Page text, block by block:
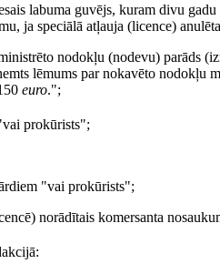
labuma guvējs, kuram divu
ja speciālā atļauja (licence)
nodokļu (nodevu) parāds
lēmums par nokavēto nodokļu
euro.";
prokūrists";
"vai prokūrists";
norādītais komersanta